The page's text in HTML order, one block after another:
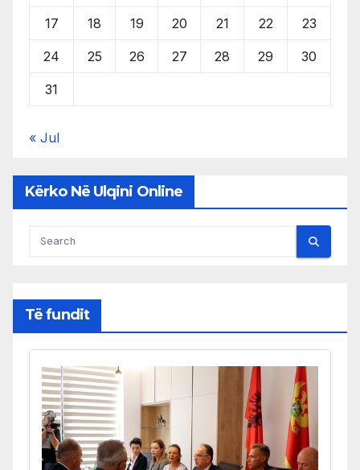
17 18 19 20 21 22 23
24 25 26 27 28 29 30
31
« Jul
Kërko Në Ulqini Online
Të fundit